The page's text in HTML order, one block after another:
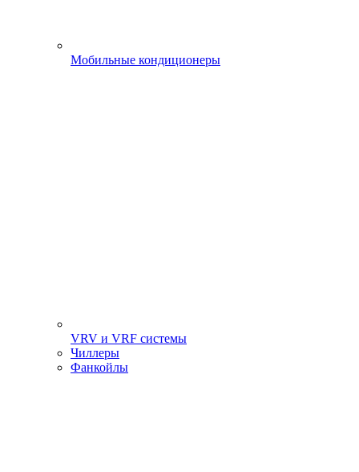
Мобильные кондиционеры
VRV и VRF системы
Чиллеры
Фанкойлы